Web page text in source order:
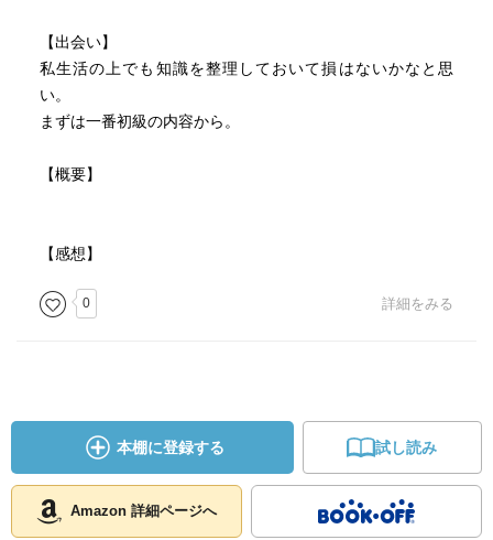
【出会い】
私生活の上でも知識を整理しておいて損はないかなと思
い。
まずは一番初級の内容から。
【概要】
【感想】
0 詳細をみる
本棚に登録する 試し読み
Amazon 詳細ページへ